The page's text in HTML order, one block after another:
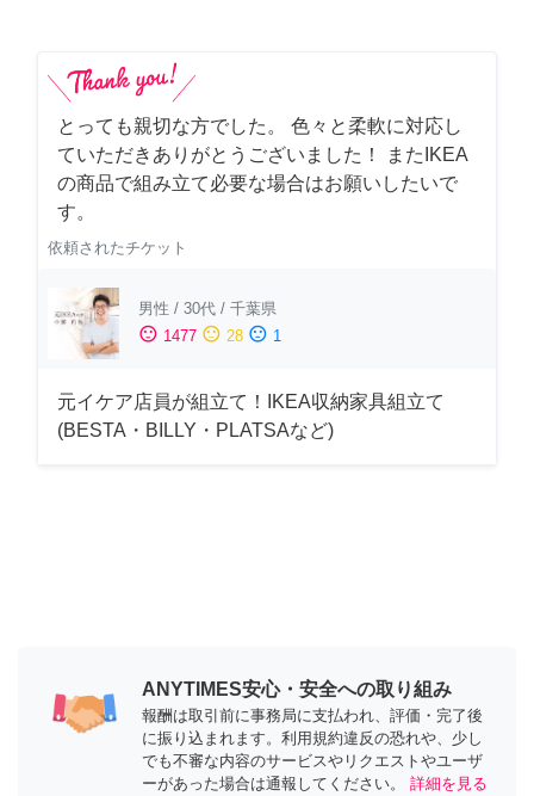
とっても親切な方でした。 色々と柔軟に対応し
ていただきありがとうございました！ またIKEA
の商品で組み立て必要な場合はお願いしたいで
す。
依頼されたチケット
男性 / 30代 / 千葉県
sentiment_satisfied 1477 sentiment_neutral 28 sentiment_dissatisfied 1
元イケア店員が組立て！IKEA収納家具組立て
(BESTA・BILLY・PLATSAなど)
ANYTIMES安心・安全への取り組み
報酬は取引前に事務局に支払われ、評価・完了後
に振り込まれます。利用規約違反の恐れや、少し
でも不審な内容のサービスやリクエストやユーザ
ーがあった場合は通報してください。
詳細を見る